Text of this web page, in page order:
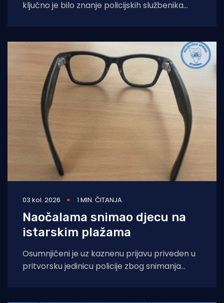
ključno je bilo znanje policijskih službenika
03 kol. 2026 1 MIN. ČITANJA
Naočalama snimao djecu na
istarskim plažama
Osumnjičeni je uz kaznenu prijavu priveden u
pritvorsku jedinicu policije zbog snimanja